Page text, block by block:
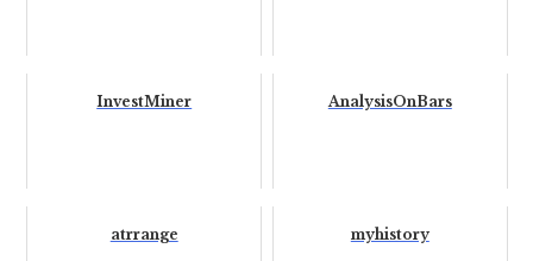
InvestMiner AnalysisOnBars
atrrange myhistory